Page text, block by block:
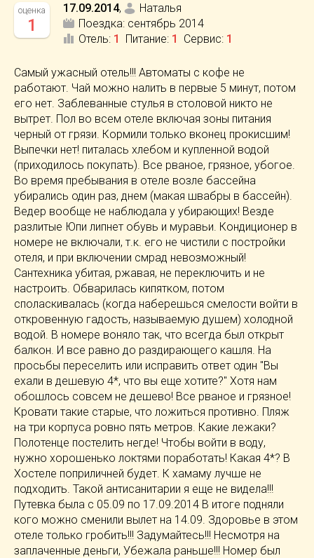
оценка
1
17.09.2014,
Наталья
Поездка: сентябрь 2014
Отель: 1 Питание: 1 Сервис: 1
Самый ужасный отель!!! Автоматы с кофе не
работают. Чай можно налить в первые 5 минут, потом
его нет. Заблеванные стулья в столовой никто не
вытрет. Пол во всем отеле включая зоны питания
черный от грязи. Кормили только вконец прокисшим!
Выпечки нет! питалась хлебом и купленной водой
(приходилось покупать). Все рваное, грязное, убогое.
Во время пребывания в отеле возле бассейна
убирались один раз, днем (макая швабры в бассейн).
Ведер вообще не наблюдала у убирающих! Везде
разлитые Юпи липнет обувь и муравьи. Кондиционер в
номере не включали, т.к. его не чистили с постройки
отеля, и при включении смрад невозможный!
Сантехника убитая, ржавая, не переключить и не
настроить. Обварилась кипятком, потом
споласкивалась (когда наберешься смелости войти в
откровенную гадость, называемую душем) холодной
водой. В номере воняло так, что всегда был открыт
балкон. И все равно до раздирающего кашля. На
просьбы переселить или исправить ответ один "Вы
ехали в дешевую 4*, что вы еще хотите?" Хотя нам
обошлось совсем не дешево! Все рваное и грязное!
Кровати такие старые, что ложиться противно. Пляж
на три корпуса ровно пять метров. Какие лежаки?
Полотенце постелить негде! Чтобы войти в воду,
нужно хорошенько локтями поработать! Какая 4*? В
Хостеле поприличней будет. К хамаму лучше не
подходить. Такой антисанитарии я еще не видела!!!
Путевка была с 05.09 по 17.09.2014 В итоге подняли
кого можно сменили вылет на 14.09. Здоровье в этом
отеле только гробить!!! Задумайтесь!!! Несмотря на
заплаченные деньги, Убежала раньше!!! Номер был